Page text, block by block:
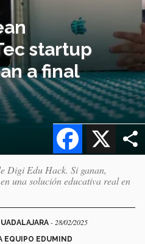
startup
a final
X
Facebook
Digi Edu Hack. Si ganan,
una solución educativa real en
- 28/02/2025
EQUIPO EDUMIND